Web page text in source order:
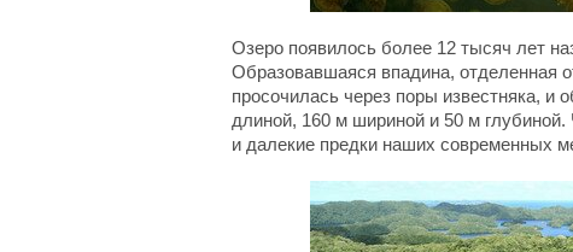
Озеро появилось более 12 тысяч лет
Образовавшаяся впадина, отделенная
просочилась через поры известняка, и
длиной, 160 м шириной и 50 м
и далекие предки наших современных